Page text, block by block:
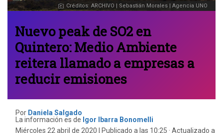
Nuevo peak de SO2 en
Quintero: Medio Ambiente
reitera llamado a empresas a
reducir emisiones
Créditos: ARCHIVO | Sebastián Morales | Agencia UNO
Por Daniela Salgado
La información es de Igor Ibarra Bonomelli
Miércoles 22 abril de 2020 | Publicado a las 10:25 · Actualizado a